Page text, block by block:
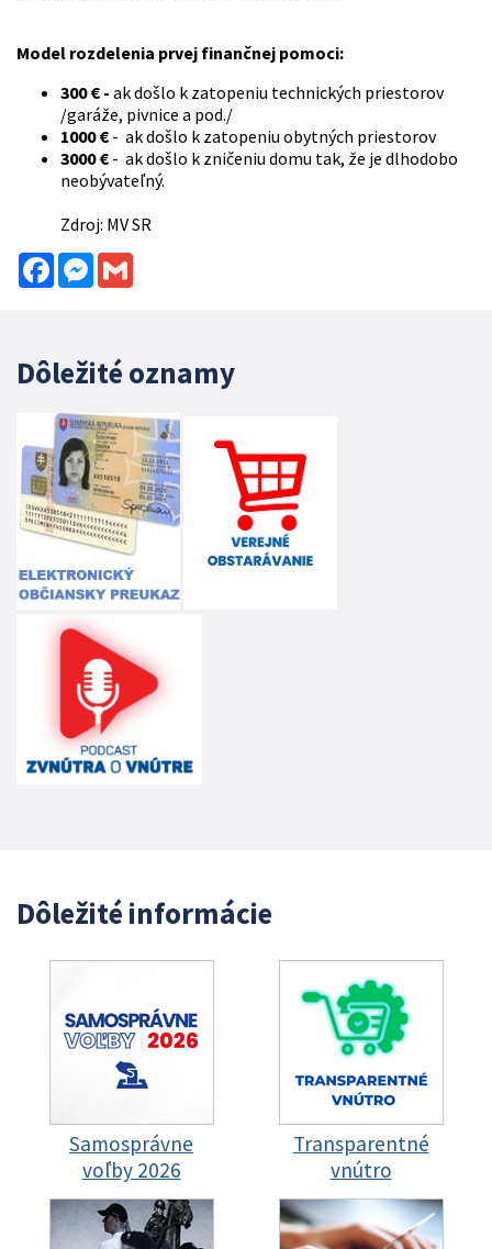
Model rozdelenia prvej finančnej pomoci:
300 € - ak došlo k zatopeniu technických priestorov
/garáže, pivnice a pod./
1000 € - ak došlo k zatopeniu obytných priestorov
3000 € - ak došlo k zničeniu domu tak, že je dlhodobo
neobývateľný.
Zdroj: MV SR
FacebookMessenger
Dôležité oznamy
Dôležité informácie
Samosprávne
voľby 2026
Transparentné
vnútro